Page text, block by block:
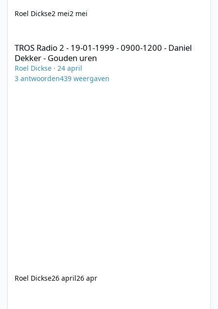
Roel Dickse2 mei2 mei
TROS Radio 2 - 19-01-1999 - 0900-1200 - Daniel
Dekker - Gouden uren
Roel Dickse · 24 april
3 antwoorden439 weergaven
Roel Dickse26 april26 apr